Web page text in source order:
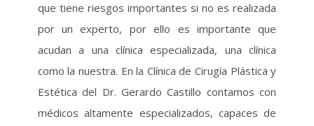
que tiene riesgos importantes si no es realizada
por un experto, por ello es importante que
acudan a una clínica especializada, una clínica
como la nuestra. En la Clínica de Cirugía Plástica y
Estética del Dr. Gerardo Castillo contamos con
médicos altamente especializados, capaces de